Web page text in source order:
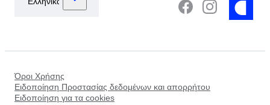
Όροι Χρήσης
Ειδοποίηση Προστασίας δεδομένων και απορρήτου
Ειδοποίηση για τα cookies